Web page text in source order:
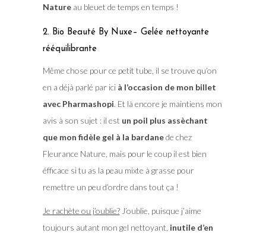
Natureau bleuet de temps en temps !
2. Bio Beauté By Nuxe– Gelée nettoyante
rééquilibrante
Même chose pour ce petit tube, il se trouve qu’on
en a déjà parlé par ici à l’occasion de mon billet
avec Pharmashopi. Et là encore je maintiens mon
avis à son sujet : il est un poil plus assèchant
que mon fidèle gel à la bardanede chez
Fleurance Nature, mais pour le coup il est bien
éfficace si tu as la peau mixte à grasse pour
remettre un peu d’ordre dans tout ça !
Je rachète ou j’oublie?J’oublie, puisque j’aime
toujours autant mon gel nettoyant, inutile d’en